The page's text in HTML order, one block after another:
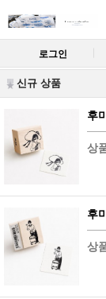
로그인
신규 상품
후
상
후
상